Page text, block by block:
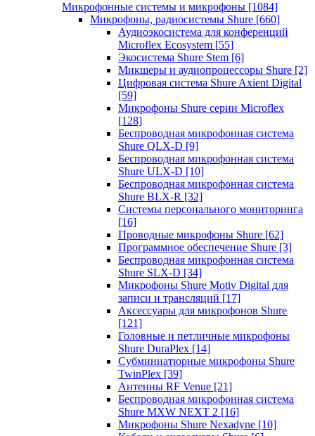
Микрофонные системы и микрофоны [1084]
Микрофоны, радиосистемы Shure [660]
Аудиоэкосистема для конференций
Microflex Ecosystem [55]
Экосистема Shure Stem [6]
Микшеры и аудиопроцессоры Shure [2]
Цифровая система Shure Axient Digital
[59]
Микрофоны Shure серии Microflex
[128]
Беспроводная микрофонная система
Shure QLX-D [9]
Беспроводная микрофонная система
Shure ULX-D [10]
Беспроводная микрофонная система
Shure BLX-R [32]
Системы персонального мониторинга
[16]
Проводные микрофоны Shure [62]
Программное обеспечение Shure [3]
Беспроводная микрофонная система
Shure SLX-D [34]
Микрофоны Shure Motiv Digital для
записи и трансляций [17]
Аксессуары для микрофонов Shure
[121]
Головные и петличные микрофоны
Shure DuraPlex [14]
Субминиатюрные микрофоны Shure
TwinPlex [39]
Антенны RF Venue [21]
Беспроводная микрофонная система
Shure MXW NEXT 2 [16]
Микрофоны Shure Nexadyne [10]